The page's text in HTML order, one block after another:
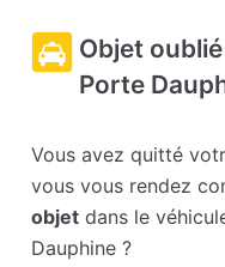
Objet
Porte
Vous avez quitté
vous vous rendez
objet dans le
Dauphine ?